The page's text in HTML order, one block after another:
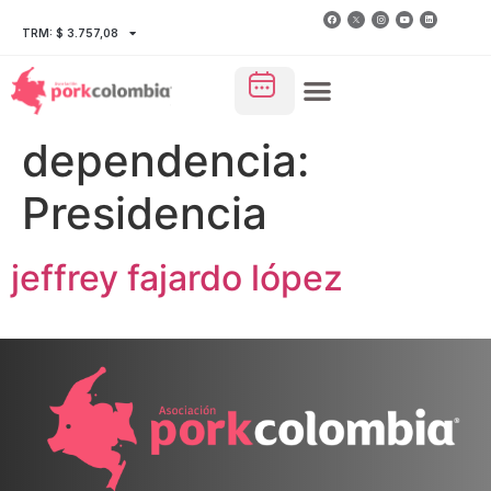
TRM: $ 3.757,08
dependencia:
Presidencia
jeffrey fajardo lópez